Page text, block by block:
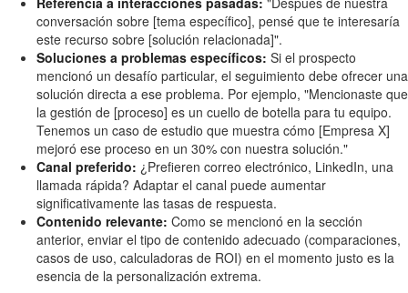
conversación sobre [tema específico], pensé que te interesaría
este recurso sobre [solución relacionada]".
Soluciones a problemas específicos: Si el prospecto
mencionó un desafío particular, el seguimiento debe ofrecer una
solución directa a ese problema. Por ejemplo, "Mencionaste que
la gestión de [proceso] es un cuello de botella para tu equipo.
Tenemos un caso de estudio que muestra cómo [Empresa X]
mejoró ese proceso en un 30% con nuestra solución."
Canal preferido: ¿Prefieren correo electrónico, LinkedIn, una
llamada rápida? Adaptar el canal puede aumentar
significativamente las tasas de respuesta.
Contenido relevante: Como se mencionó en la sección
anterior, enviar el tipo de contenido adecuado (comparaciones,
casos de uso, calculadoras de ROI) en el momento justo es la
esencia de la personalización extrema.